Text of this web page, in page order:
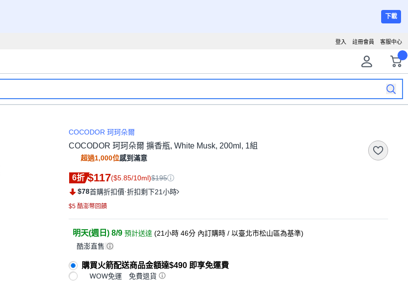
下載
客服中心
註冊會員
登入
COCODOR 珂珂朵爾
COCODOR 珂珂朵爾 擴香瓶, White Musk, 200ml, 1組
超過1,000位感到滿意
6折 $117($5.85/10ml)$195
$78首購折扣價·折扣剩下21小時
$5 酷澎幣回饋
明天(週日) 8/9 預計送達 (21小時 46分 內訂購時 / 以臺北市松山區為基準)
酷澎直售
購買火箭配送商品金額達$490 即享免運費
WOW免運 免費退貨